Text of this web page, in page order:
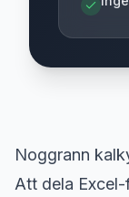
Noggrann
Att dela